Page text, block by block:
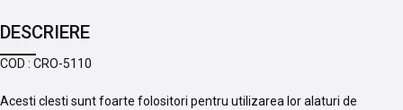
DESCRIERE
COD : CRO-5110
Acesti clesti sunt foarte folositori pentru utilizarea lor alaturi de